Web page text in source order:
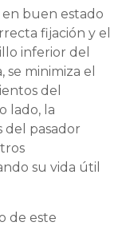
en buen estado
fijación y el
inferior del
minimiza el
del
lado, la
del pasador
su vida útil
de este